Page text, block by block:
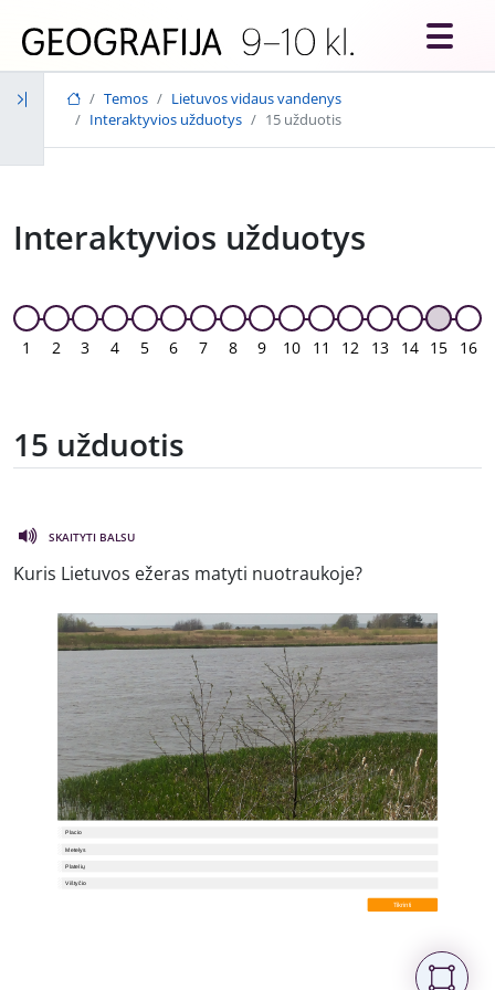
Temos
Lietuvos vidaus vandenys
Interaktyvios užduotys
15 užduotis
Interaktyvios užduotys
1 2 3 4 5 6 7 8 9 10 11 12 13 14 15 16
15 užduotis
SKAITYTI BALSU
Kuris Lietuvos ežeras matyti nuotraukoje?